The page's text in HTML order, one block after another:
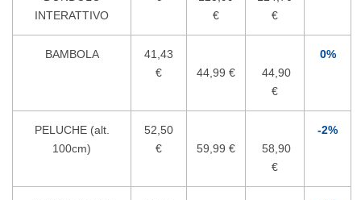
INTERATTIVO
€
€
BAMBOLA
41,43
€
44,99 €
44,90
€
0%
PELUCHE (alt.
100cm)
52,50
€
59,99 €
58,90
€
-2%